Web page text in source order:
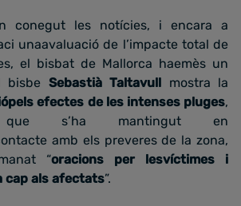
conegut les notícies, i encara a
unaavaluació de l’impacte total de
el bisbat de Mallorca haemès un
bisbe Sebastià Taltavull mostra la
efectes de les intenses pluges,
s’ha mantingut en
amb els preveres de la zona,
“oracions per lesvíctimes i
cap als afectats”.